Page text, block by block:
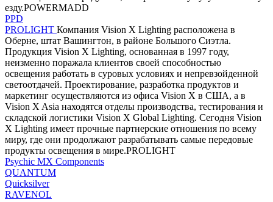
езду.POWERMADD
PPD
PROLIGHT Компания Vision X Lighting расположена в
Оберне, штат Вашингтон, в районе Большого Сиэтла.
Продукция Vision X Lighting, основанная в 1997 году,
неизменно поражала клиентов своей способностью
освещения работать в суровых условиях и непревзойденной
светоотдачей. Проектирование, разработка продуктов и
маркетинг осуществляются из офиса Vision X в США, а в
Vision X Asia находятся отделы производства, тестирования и
складской логистики Vision X Global Lighting. Сегодня Vision
X Lighting имеет прочные партнерские отношения по всему
миру, где они продолжают разрабатывать самые передовые
продукты освещения в мире.PROLIGHT
Psychic MX Components
QUANTUM
Quicksilver
RAVENOL